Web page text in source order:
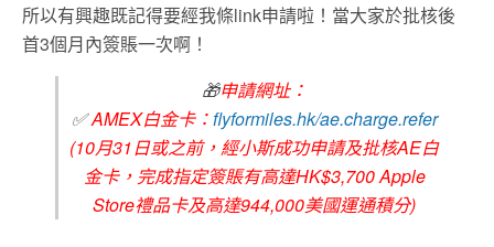
所以有興趣既記得要經我條link申請啦！當大家於批核後
首3個月內簽賬一次啊！
🎁申請網址：
✅AMEX白金卡：flyformiles.hk/ae.charge.refer
(10月31日或之前，經小斯成功申請及批核AE白
金卡，完成指定簽賬有高達HK$3,700 Apple
Store禮品卡及高達944,000美國運通積分)